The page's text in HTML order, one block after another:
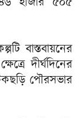
বাস্তবায়নের
দীর্ঘদিনের
পৌরসভার